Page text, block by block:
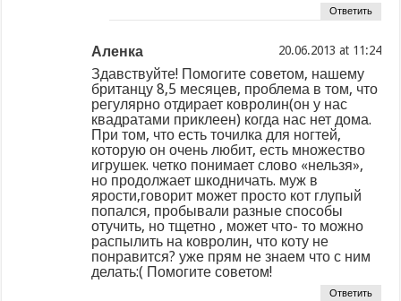
Ответить
Аленка at
Здавствуйте! Помогите советом, нашему
британцу 8,5 месяцев, проблема в том, что
регулярно отдирает ковролин(он у нас
квадратами приклеен) когда нас нет дома.
При том, что есть точилка для ногтей,
которую он очень любит, есть множество
игрушек. четко понимает слово «нельзя»,
но продолжает шкодничать. муж в
ярости,говорит может просто кот глупый
попался, пробывали разные способы
отучить, но тщетно , может что- то можно
распылить на ковролин, что коту не
понравится? уже прям не знаем что с ним
делать:( Помогите советом!
Ответить